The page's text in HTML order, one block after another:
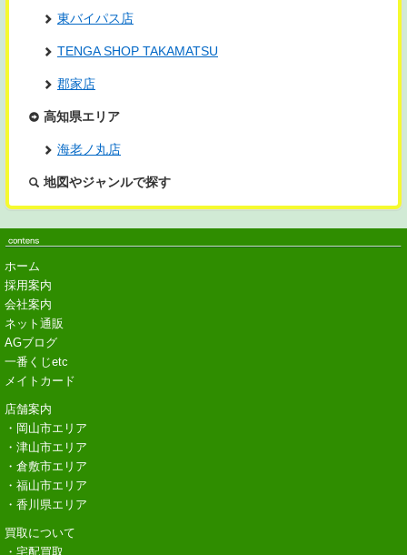
東バイパス店
TENGA SHOP TAKAMATSU
郡家店
高知県エリア
海老ノ丸店
地図やジャンルで探す
ホーム
採用案内
会社案内
ネット通販
AGブログ
一番くじetc
メイトカード
店舗案内
・岡山市エリア
・津山市エリア
・倉敷市エリア
・福山市エリア
・香川県エリア
買取について
・宅配買取